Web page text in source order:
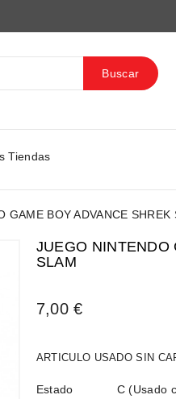
Buscar
Tiendas
GAME BOY ADVANCE SHREK
JUEGO NINTENDO
SLAM
7,00 €
ARTICULO USADO SIN
Estado C (Usado